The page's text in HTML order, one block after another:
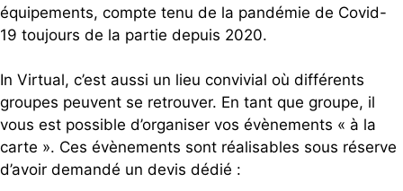
équipements, compte tenu de la pandémie de Covid-
19 toujours de la partie depuis 2020.
In Virtual, c’est aussi un lieu convivial où différents
groupes peuvent se retrouver. En tant que groupe, il
vous est possible d’organiser vos évènements « à la
carte ». Ces évènements sont réalisables sous réserve
d’avoir demandé un devis dédié :